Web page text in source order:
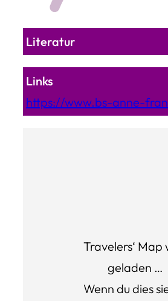
Literatur
Links
https://www.bs-anne-
Travelers‘ Map
geladen …
Wenn du dies